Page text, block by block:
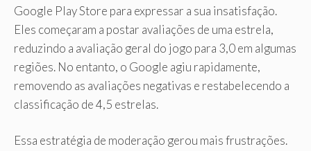
Google Play Store para expressar a sua insatisfação.
Eles começaram a postar avaliações de uma estrela,
reduzindo a avaliação geral do jogo para 3,0 em algumas
regiões. No entanto, o Google agiu rapidamente,
removendo as avaliações negativas e restabelecendo a
classificação de 4,5 estrelas.
Essa estratégia de moderação gerou mais frustrações.